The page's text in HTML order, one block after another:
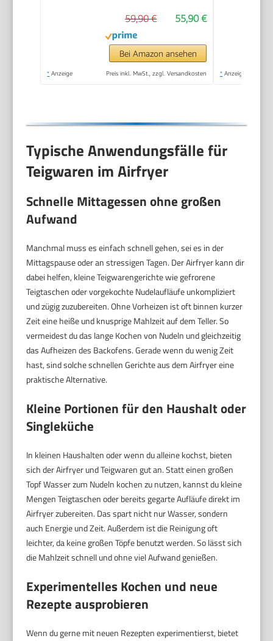
(spülmaschinenfest,
Fritteuse ohne Öl,
TouchScreen, Grillen,
Backen, Braten etc)
55,90 €
59,90 €
Bei Amazon ansehen
* Anzeige Preis inkl. MwSt., zzgl. Versandkosten * Anzeige
Typische Anwendungsfälle für
Teigwaren im Airfryer
Schnelle Mittagessen ohne großen
Aufwand
Manchmal muss es einfach schnell gehen, sei es in der
Mittagspause oder an stressigen Tagen. Der Airfryer kann dir
dabei helfen, kleine Teigwarengerichte wie gefrorene
Teigtaschen oder vorgekochte Nudelaufläufe unkompliziert
und zügig zuzubereiten. Ohne Vorheizen ist oft binnen kurzer
Zeit eine heiße und knusprige Mahlzeit auf dem Teller. So
vermeidest du das lange Kochen von Nudeln und gleichzeitig
das Aufheizen des Backofens. Gerade wenn du wenig Zeit
hast, sind solche schnellen Gerichte aus dem Airfryer eine
praktische Alternative.
Kleine Portionen für den Haushalt oder
Singleküche
In kleinen Haushalten oder wenn du alleine kochst, bieten
sich der Airfryer und Teigwaren gut an. Statt einen großen
Topf Wasser zum Nudeln kochen zu nutzen, kannst du kleine
Mengen Teigtaschen oder bereits gegarte Aufläufe direkt im
Airfryer zubereiten. Das spart nicht nur Wasser, sondern
auch Energie und Zeit. Außerdem ist die Reinigung oft
leichter, da keine großen Töpfe benutzt werden. So lässt sich
die Mahlzeit schnell und ohne viel Aufwand genießen.
Experimentelles Kochen und neue
Rezepte ausprobieren
Wenn du gerne mit neuen Rezepten experimentierst, bietet